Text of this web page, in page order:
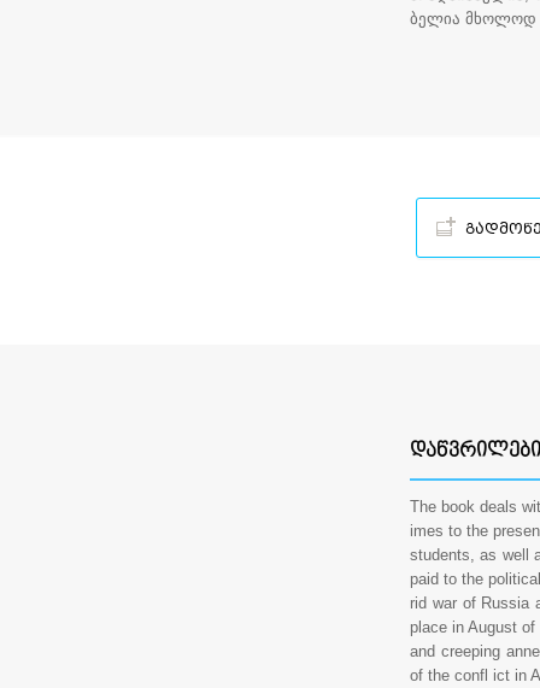
ბელია მხოლოდ
The book deals
imes to the
students, as well
paid to the
rid war of Russia
place in August
and creeping
of the confl ict in